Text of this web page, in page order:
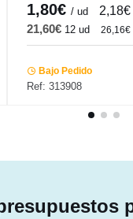
1,80€ / ud 2,18€
21,60€ 12 ud 26,16€
Bajo Pedido
Ref: 313908